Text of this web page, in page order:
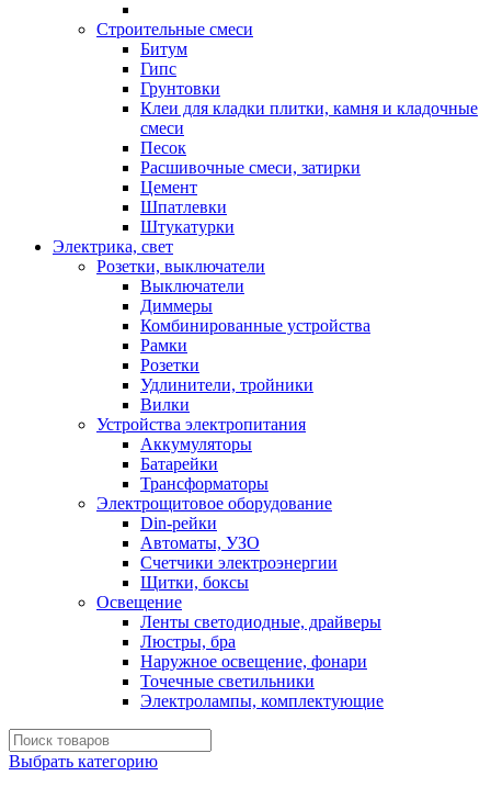
Строительные смеси
Битум
Гипс
Грунтовки
Клеи для кладки плитки, камня и кладочные
смеси
Песок
Расшивочные смеси, затирки
Цемент
Шпатлевки
Штукатурки
Электрика, свет
Розетки, выключатели
Выключатели
Диммеры
Комбинированные устройства
Рамки
Розетки
Удлинители, тройники
Вилки
Устройства электропитания
Аккумуляторы
Батарейки
Трансформаторы
Электрощитовое оборудование
Din-рейки
Автоматы, УЗО
Счетчики электроэнергии
Щитки, боксы
Освещение
Ленты светодиодные, драйверы
Люстры, бра
Наружное освещение, фонари
Точечные светильники
Электролампы, комплектующие
Выбрать категорию